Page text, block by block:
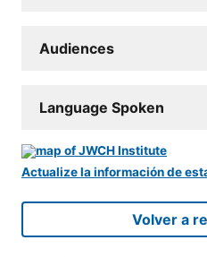
Audiences
Language Spoken
Actualize la información de
Volver a